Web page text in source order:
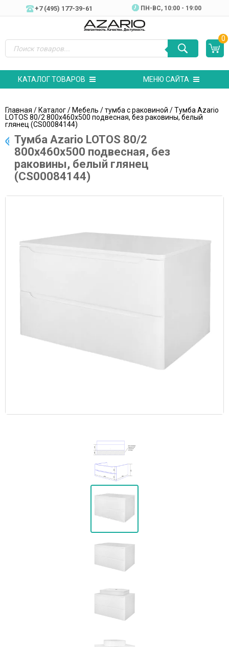
+7 (495) 177-39-61 ПН-ВC, 10:00 - 19:00
0
КАТАЛОГ ТОВАРОВ МЕНЮ САЙТА
Главная /Каталог/Мебель /тумба с раковиной / Тумба Azario
LOTOS 80/2 800х460х500 подвесная, без раковины, белый
глянец (CS00084144)
Тумба Azario LOTOS 80/2
800х460х500 подвесная, без
раковины, белый глянец
(CS00084144)